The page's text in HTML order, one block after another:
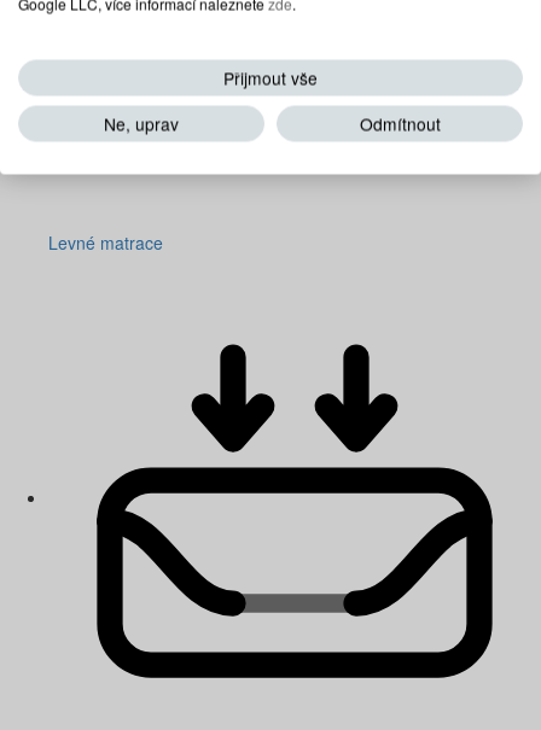
Levné matrace
Přijmout vše
Ne, uprav
Odmítnout